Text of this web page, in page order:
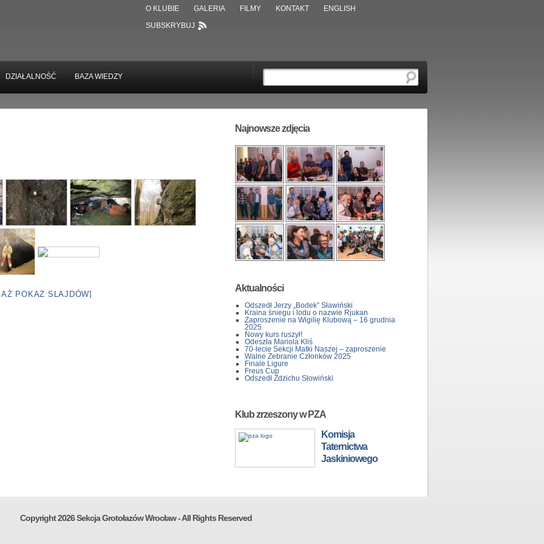
O KLUBIE GALERIA FILMY KONTAKT
ENGLISH
SUBSKRYBUJ
DZIAŁALNOŚĆ BAZA WIEDZY
POKAZ SLAJDÓW]
Najnowsze zdjęcia
Aktualności
Odszedł Jerzy „Bodek” Sławiński
Kraina śniegu i lodu o nazwie Rjukan
Zaproszenie na Wigilię Klubową – 16 grudnia
2025
Nowy kurs ruszył!
Odeszła Mariola Kliś
70-lecie Sekcji Matki Naszej – zaproszenie
Walne Zebranie Członków 2025
Finale Ligure
Freus Cup
Odszedł Zdzichu Słowiński
Klub zrzeszony w PZA
Komisja
Taternictwa
Jaskiniowego
Copyright 2026 Sekcja Grotołazów Wrocław - All Rights Reserved